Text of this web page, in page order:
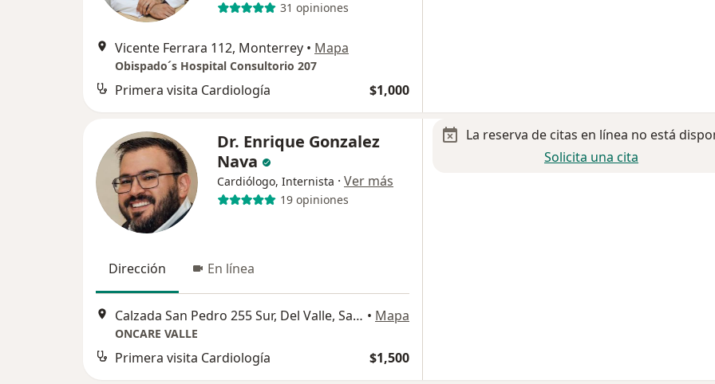
31 opiniones
Vicente Ferrara 112, Monterrey • Mapa
Obispado´s Hospital Consultorio 207
Primera visita Cardiología $1,000
Dr. Enrique Gonzalez
Nava
Cardiólogo, Internista · Ver más
19 opiniones
Dirección En línea
Calzada San Pedro 255 Sur, Del Valle, San Pedro Garza Garcia, Monterrey • Mapa
ONCARE VALLE
Primera visita Cardiología $1,500
La reserva de citas en línea no está
Solicita una cita